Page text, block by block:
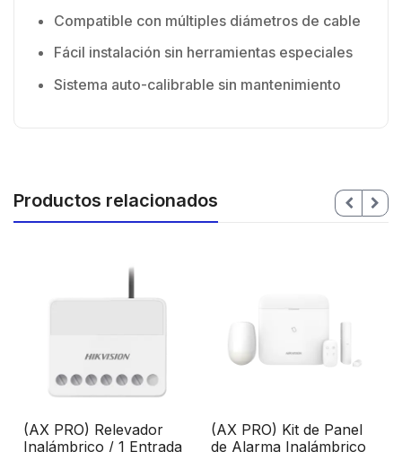
Compatible con múltiples diámetros de cable
Fácil instalación sin herramientas especiales
Sistema auto-calibrable sin mantenimiento
Productos relacionados
(AX PRO) Relevador
Inalámbrico / 1 Entrada
(AX PRO) Kit de Panel
de Alarma Inalámbrico